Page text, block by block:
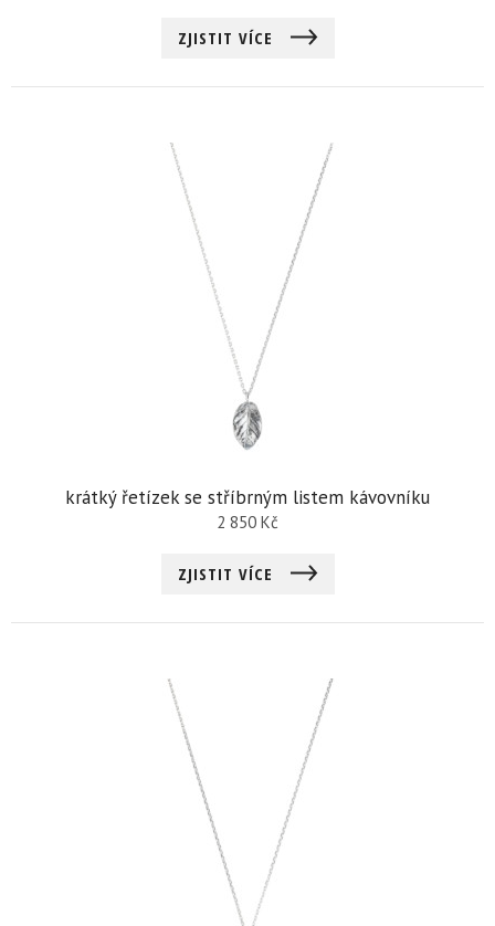
ZJISTIT VÍCE
krátký řetízek se stříbrným listem kávovníku
2 850 Kč
ZJISTIT VÍCE